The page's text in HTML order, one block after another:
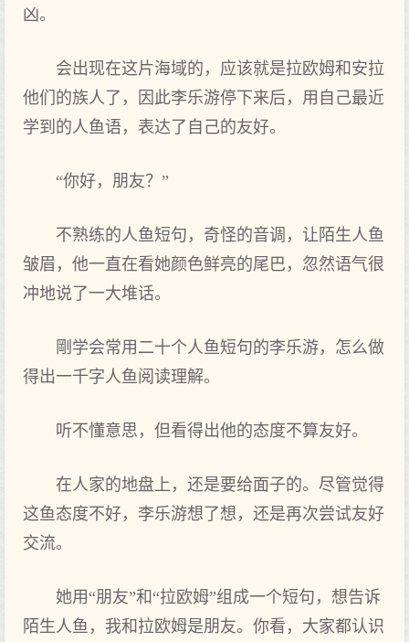
凶。
会出‌现在这片海域的，应该就是拉欧姆和安拉
他们的族人了，因此李乐游停下来后，用自己最近
学到的人鱼语，表达了自己的友好。
“你‌好，朋友？”
不熟练的人鱼短句，奇怪的音调，让陌生人鱼
皱眉，他一直在看她颜色鲜亮的尾巴，忽然语气很
冲地说了一大堆话。
剛学会常用二十个人鱼短句的李乐游，怎么做
得出‌一千字人鱼阅读理解。
听不懂意思，但‌看得出‌他的态度不算友好。
在人家的地盘上，还是要给面‌子的。尽管觉得
这鱼态度不好，李乐游想了想，还是再次尝试友好
交流。
她用“朋友”和“拉欧姆”组成一个短句，想告诉
陌生人鱼，我和拉欧姆是朋友。你‌看，大家都认识